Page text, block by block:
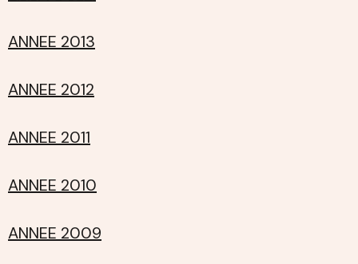
ANNEE 2013
ANNEE 2012
ANNEE 2011
ANNEE 2010
ANNEE 2009